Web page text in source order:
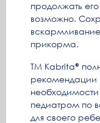
продолжать его
возможно.
прикорма.
ТМ Kabrita
рекомендации
педиатром по
для своего